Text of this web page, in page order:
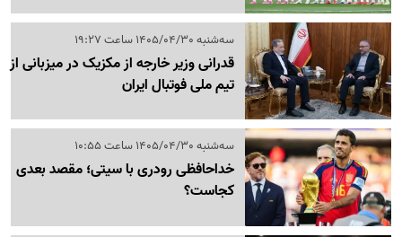
سه‌شنبه 1405/04/30 ساعت 19:27
قدرانی وزیر خارجه از مکزیک در میزبانی از
تیم ملی فوتبال ایران
سه‌شنبه 1405/04/30 ساعت 10:55
خداحافظی رودری با سیتی؛ مقصد بعدی
کجاست؟